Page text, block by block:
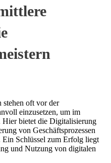
stehen oft vor der
einzusetzen, um im
Hier bietet die Digitalisierung
von Geschäftsprozessen
Schlüssel zum Erfolg liegt
und Nutzung von digitalen